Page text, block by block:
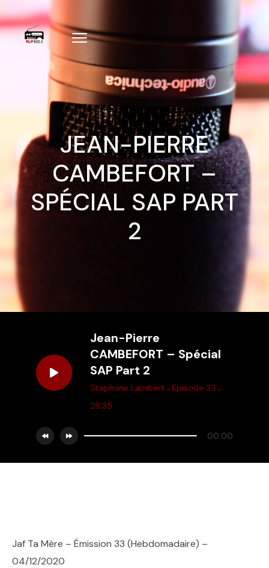
JEAN-PIERRE
CAMBEFORT –
SPÉCIAL SAP PART
2
Jean-Pierre
CAMBEFORT – Spécial
SAP Part 2
Stéphane Lambert . Episode 33 .
28:35
00:00
Jaf Ta Mère – Émission 33 (Hebdomadaire) –
04/12/2020